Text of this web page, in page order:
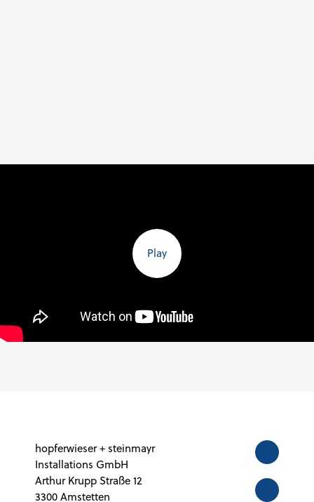
Play
hopferwieser + steinmayr
Installations GmbH
Arthur Krupp Straße 12
3300 Amstetten